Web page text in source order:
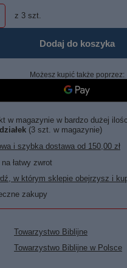
z 3 szt.
Dodaj do koszyka
Możesz kupić także poprzez:
w magazynie w bardzo dużej
(3 szt. w magazynie)
i szybka dostawa od 150,00 zł
łatwy zwrot
w którym sklepie obejrzysz i
zakupy
Towarzystwo Biblijne
Towarzystwo Biblijne w Polsce